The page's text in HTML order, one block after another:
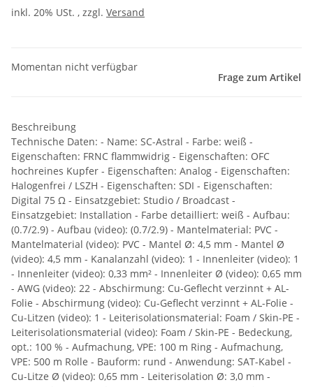
inkl. 20% USt. , zzgl. Versand
Momentan nicht verfügbar
Frage zum Artikel
Beschreibung
Technische Daten: - Name: SC-Astral - Farbe: weiß -
Eigenschaften: FRNC flammwidrig - Eigenschaften: OFC
hochreines Kupfer - Eigenschaften: Analog - Eigenschaften:
Halogenfrei / LSZH - Eigenschaften: SDI - Eigenschaften:
Digital 75 Ω - Einsatzgebiet: Studio / Broadcast -
Einsatzgebiet: Installation - Farbe detailliert: weiß - Aufbau:
(0.7/2.9) - Aufbau (video): (0.7/2.9) - Mantelmaterial: PVC -
Mantelmaterial (video): PVC - Mantel Ø: 4,5 mm - Mantel Ø
(video): 4,5 mm - Kanalanzahl (video): 1 - Innenleiter (video): 1
- Innenleiter (video): 0,33 mm² - Innenleiter Ø (video): 0,65 mm
- AWG (video): 22 - Abschirmung: Cu-Geflecht verzinnt + AL-
Folie - Abschirmung (video): Cu-Geflecht verzinnt + AL-Folie -
Cu-Litzen (video): 1 - Leiterisolationsmaterial: Foam / Skin-PE -
Leiterisolationsmaterial (video): Foam / Skin-PE - Bedeckung,
opt.: 100 % - Aufmachung, VPE: 100 m Ring - Aufmachung,
VPE: 500 m Rolle - Bauform: rund - Anwendung: SAT-Kabel -
Cu-Litze Ø (video): 0,65 mm - Leiterisolation Ø: 3,0 mm -